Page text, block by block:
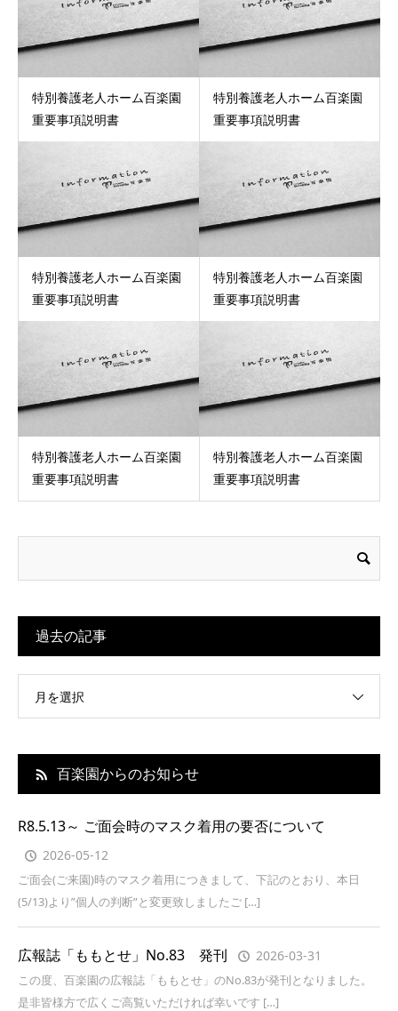
特別養護老人ホーム百楽園
重要事項説明書
特別養護老人ホーム百楽園
重要事項説明書
特別養護老人ホーム百楽園
重要事項説明書
特別養護老人ホーム百楽園
重要事項説明書
特別養護老人ホーム百楽園
重要事項説明書
特別養護老人ホーム百楽園
重要事項説明書
過去の記事
月を選択
百楽園からのお知らせ
R8.5.13～ ご面会時のマスク着用の要否について
2026-05-12
ご面会(ご来園)時のマスク着用につきまして、下記のとおり、本日
(5/13)より”個人の判断”と変更致しましたご […]
広報誌「ももとせ」No.83 発刊 2026-03-31
この度、百楽園の広報誌「ももとせ」のNo.83が発刊となりました。
是非皆様方で広くご高覧いただければ幸いです […]